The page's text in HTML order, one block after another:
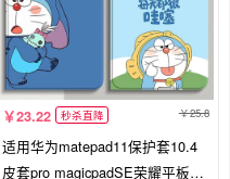
23.22 秒杀直降 25.8
适用华为matepad11保护套10.4
皮套pro magicpadSE荣耀平板9/